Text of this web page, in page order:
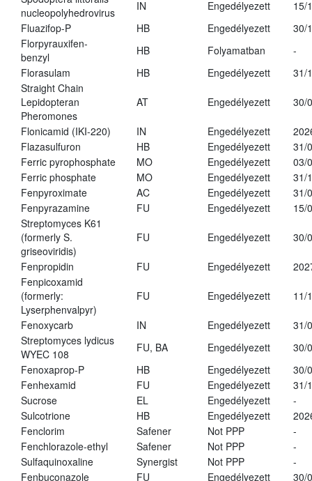
nucleopolyhedrovirus
IN Engedélyezett
15/
Fluazifop-P
HB Engedélyezett
30/
Florpyrauxifen-
benzyl
HB Folyamatban
-
Florasulam
HB Engedélyezett
31/
Straight Chain
Lepidopteran
Pheromones
AT Engedélyezett 30/
Flonicamid (IKI-220) IN Engedélyezett
Flazasulfuron
HB Engedélyezett
31/
Ferric pyrophosphate
MO Engedélyezett
03/
Ferric phosphate
MO Engedélyezett
31/
Fenpyroximate
AC Engedélyezett
31/
Fenpyrazamine
FU Engedélyezett
15/
Streptomyces K61
(formerly S.
griseoviridis)
FU Engedélyezett 30/
Fenpropidin FU Engedélyezett
Fenpicoxamid
(formerly:
Lyserphenvalpyr)
FU Engedélyezett 11/
Fenoxycarb IN Engedélyezett
31/
Streptomyces lydicus
WYEC 108
FU, BA Engedélyezett
30/
Fenoxaprop-P
HB Engedélyezett
30/
Fenhexamid
FU Engedélyezett
31/
Sucrose
EL Engedélyezett
-
Sulcotrione
HB Engedélyezett
Fenclorim
Safener Not PPP
-
Fenchlorazole-ethyl
Safener Not PPP
-
Sulfaquinoxaline
Synergist Not PPP
-
Fenbuconazole
FU Engedélyezett
30/